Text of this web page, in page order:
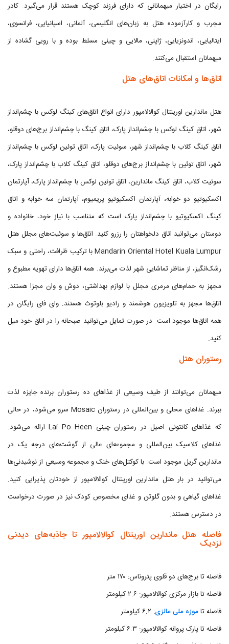
رایگان در اختیار میهمانانی که دارای فرزند کوچک هستند قرار می‌گیرد. کادر
مجرب و کارآزموده هتل به زبان‌های انگلیسی، آلمانی، اسپانیایی، فرانسوی،
ایتالیایی، اندونزیایی، ژاپنی، مالایی و چینی مسلط بوده و با رویی گشاده از
میهمانان استقبال می‌کنند.
اتاق‌ها و امکانات اتاق‌های هتل
هتل ماندارین اورینتال کوالالامپور دارای انواع اتاق‌های کینگ لوکس با چشم‌انداز
شهر، اتاق کینگ لوکس با چشم‌انداز پارک، اتاق کینگ با چشم‌انداز برج‌های دوقلو،
اتاق کینگ کلاب با چشم‌انداز شهر، سوئیت پارک، اتاق توئین لوکس با چشم‌انداز
شهر، اتاق توئین با چشم‌انداز برج‌های دوقلو، اتاق کینگ کلاب با چشم‌انداز پارک،
سوئیت کلاب، اتاق کینگ ماندارین، اتاق توئین لوکس با چشم‌انداز پارک، آپارتمان
اکسکیوتیو دو خوابه، آپارتمان اکسکیوتیو پریمیوم، آپارتمان سه خوابه و اتاق
کینگ اکسکیوتیو با چشم‌انداز پارک است که متناسب با نیاز خود، خانواده و
دوستان می‌توانید اتاق دلخواهتان را رزرو کنید. اتاق‌ها و سوئیت‌های مجلل هتل
Mandarin Oriental Hotel Kuala Lumpur با ترکیب ظرافت، راحتی و سبک
رشک‌انگیز، از مناظر تماشایی شهر لذت می‌برند. همه اتاق‌ها دارای تهویه مطبوع و
مجهز به حمام‌های مرمری مجلل با لوازم بهداشتی، دوش و وان مجزا هستند.
اتاق‌ها مجهز به تلویزیون هوشمند و رادیو بلوتوث هستند. وای فای رایگان در
همه اتاق‌ها موجود است. در صورت تمایل می‌توانید صبحانه را در اتاق خود میل
کنید.
رستوران هتل
میهمانان می‌توانند از طیف وسیعی از غذاهای ده رستوران برنده جایزه لذت
ببرند. غذاهای محلی و بین‌المللی در رستوران Mosaic سرو می‌شود، در حالی
که غذاهای کانتونی اصیل در رستوران چینی Lai Po Heen ارائه می‌شود.
غذاهای کلاسیک بین‌المللی و مجموعه‌ای عالی از گوشت‌های درجه یک در
ماندارین گریل موجود است. با کوکتل‌های خنک و مجموعه وسیعی از نوشیدنی‌ها
می‌توانید در بار هتل ماندارین اورینتال کوالالامپور از خودتان پذیرایی کنید.
غذاهای گیاهی و بدون گلوتن و غذای مخصوص کودک نیز در صورت درخواست
در دسترس هستند.
فاصله هتل ماندارین اورینتال کوالالامپور تا جاذبه‌های دیدنی
نزدیک
فاصله تا برج‌های دو قلوی پتروناس: ۱۷۰ متر
فاصله تا بازار مرکزی کوالالامپور: ۲.۶ کیلومتر
فاصله تاموزه ملی مالزی: ۶.۲ کیلومتر
فاصله تا پارک پروانه کوالالامپور: ۶.۳ کیلومتر